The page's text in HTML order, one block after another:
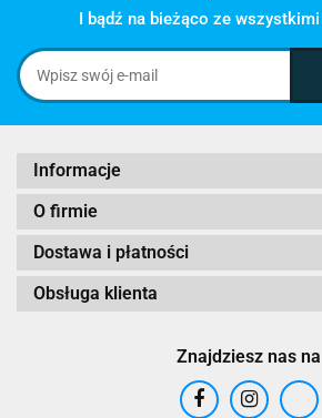
I bądź na bieżąco ze
Informacje
O firmie
Dostawa i płatności
Obsługa klienta
Znajdziesz nas na